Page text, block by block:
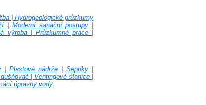
Hydrogeologické průzkumy
| Moderní sanační postupy
výroba| Průzkumné práce|
|Plastové nádrže |Septiky
Ventingové stanice
úpravny vody